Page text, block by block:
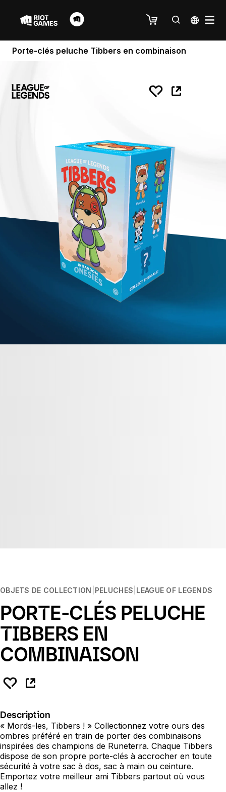
Porte-clés peluche Tibbers en combinaison
OBJETS DE COLLECTION PELUCHES LEAGUE OF LEGENDS
PORTE-CLÉS PELUCHE
TIBBERS EN
COMBINAISON
Description
« Mords-les, Tibbers ! » Collectionnez votre ours des
ombres préféré en train de porter des combinaisons
inspirées des champions de Runeterra. Chaque Tibbers
dispose de son propre porte-clés à accrocher en toute
sécurité à votre sac à dos, sac à main ou ceinture.
Emportez votre meilleur ami Tibbers partout où vous
allez !